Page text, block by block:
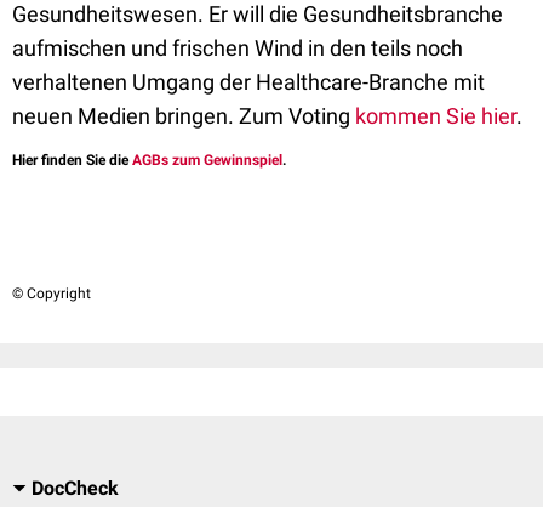
Gesundheitswesen. Er will die Gesundheitsbranche
aufmischen und frischen Wind in den teils noch
verhaltenen Umgang der Healthcare-Branche mit
neuen Medien bringen. Zum Voting kommen Sie hier.
Hier finden Sie dieAGBs zum Gewinnspiel.
© Copyright
DocCheck